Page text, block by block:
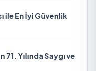
ile En İyi Güvenlik
Yılında Saygı ve